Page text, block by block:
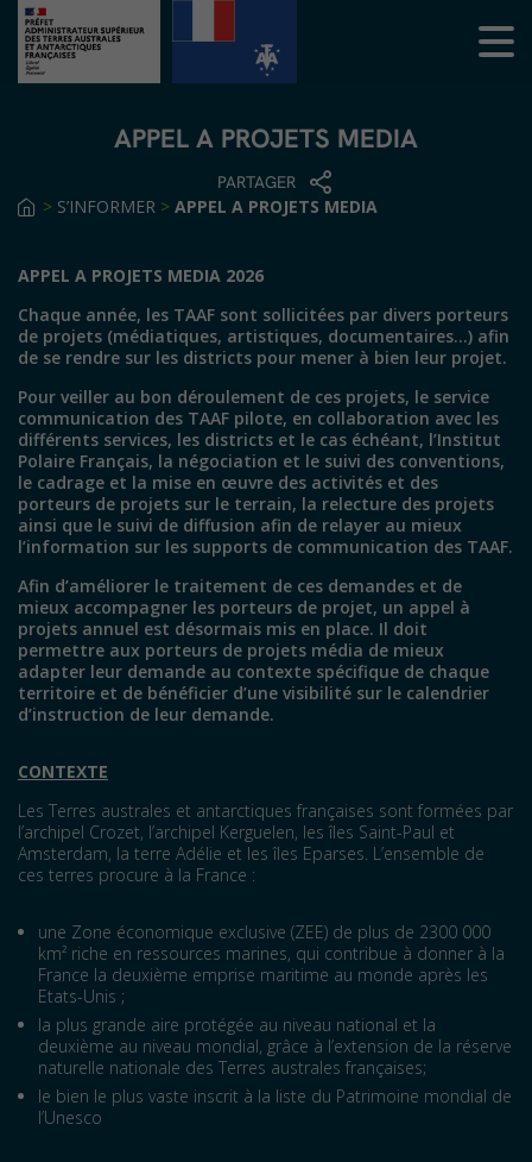
APPEL A PROJETS MEDIA
PARTAGER
> S’INFORMER > APPEL A PROJETS MEDIA
APPEL A PROJETS MEDIA 2026
Chaque année, les TAAF sont sollicitées par divers porteurs
de projets (médiatiques, artistiques, documentaires…) afin
de se rendre sur les districts pour mener à bien leur projet.
Pour veiller au bon déroulement de ces projets, le service
communication des TAAF pilote, en collaboration avec les
différents services, les districts et le cas échéant, l’Institut
Polaire Français, la négociation et le suivi des conventions,
le cadrage et la mise en œuvre des activités et des
porteurs de projets sur le terrain, la relecture des projets
ainsi que le suivi de diffusion afin de relayer au mieux
l’information sur les supports de communication des TAAF.
Afin d’améliorer le traitement de ces demandes et de
mieux accompagner les porteurs de projet, un appel à
projets annuel est désormais mis en place. Il doit
permettre aux porteurs de projets média de mieux
adapter leur demande au contexte spécifique de chaque
territoire et de bénéficier d’une visibilité sur le calendrier
d’instruction de leur demande.
CONTEXTE
Les Terres australes et antarctiques françaises sont formées par
l’archipel Crozet, l’archipel Kerguelen, les îles Saint-Paul et
Amsterdam, la terre Adélie et les îles Eparses. L’ensemble de
ces terres procure à la France :
une Zone économique exclusive (ZEE) de plus de 2300 000
km² riche en ressources marines, qui contribue à donner à la
France la deuxième emprise maritime au monde après les
Etats-Unis ;
la plus grande aire protégée au niveau national et la
deuxième au niveau mondial, grâce à l’extension de la réserve
naturelle nationale des Terres australes françaises;
le bien le plus vaste inscrit à la liste du Patrimoine mondial de
l’Unesco